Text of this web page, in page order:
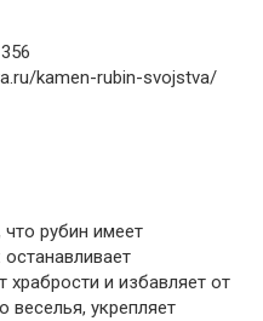
kamen-rubin-svojstva/
рубин имеет
храбрости и избавляет от
веселья, укрепляет